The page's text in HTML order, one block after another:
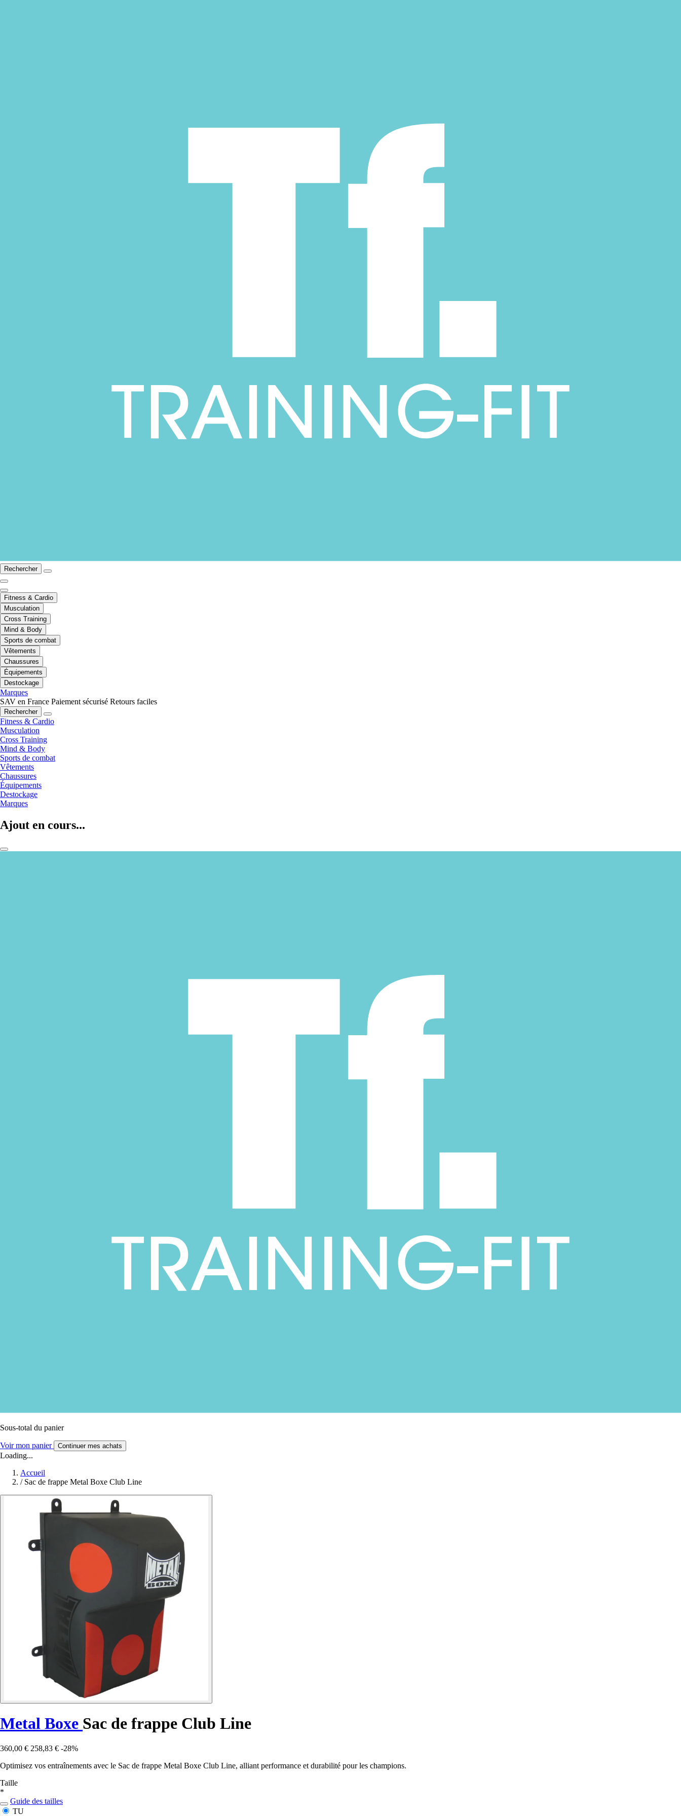
Rechercher
Fitness & Cardio
Musculation
Cross Training
Mind & Body
Sports de combat
Vêtements
Chaussures
Équipements
Destockage
Marques
SAV en France Paiement sécurisé Retours faciles
Rechercher
Fitness & Cardio
Musculation
Cross Training
Mind & Body
Sports de combat
Vêtements
Chaussures
Équipements
Destockage
Marques
Ajout en cours...
Sous-total du panier
Voir mon panier Continuer mes achats
Loading...
Accueil
/ Sac de frappe Metal Boxe Club Line
Metal Boxe Sac de frappe Club Line
360,00 € 258,83 € -28%
Optimisez vos entraînements avec le Sac de frappe Metal Boxe Club Line, alliant performance et durabilité pour les champions.
Taille
*
Guide des tailles
TU